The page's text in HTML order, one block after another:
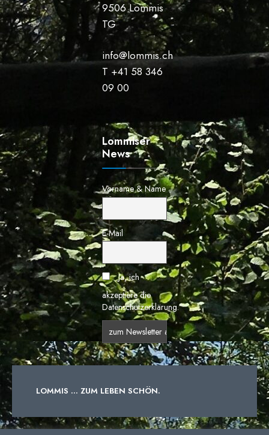
9506 Lommis
TG
info@lommis.ch
T +41 58 346
09 00
Lommiser
News
Vorname & Name
E-Mail
Ja, ich
akzeptiere die
Datenschutzerklärung.
LOMMIS ... ZUM LEBEN SCHÖN.